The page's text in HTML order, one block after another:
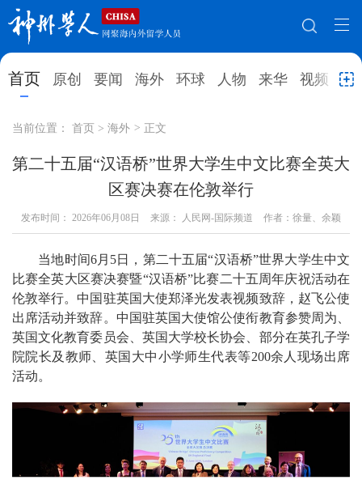
首页 原创 要闻 海外 环球 人物 来华 视频 教
网站地图
首页 原创
环球 人物 来华 视频
就业创业 合作办学
综合 深度 专题 实用信息
招聘信息 更多数据
当前位置： 首页 > 海外 > 正文
第二十五届“汉语桥”世界大学生中文比赛全英大
区赛决赛在伦敦举行
发布时间： 2026年06月08日 来源： 人民网-国际频道 作者：徐量、余颖
当地时间6月5日，第二十五届“汉语桥”世界大学生中文
比赛全英大区赛决赛暨“汉语桥”比赛二十五周年庆祝活动在
伦敦举行。中国驻英国大使郑泽光发表视频致辞，赵飞公使
出席活动并致辞。中国驻英国大使馆公使衔教育参赞周为、
英国文化教育委员会、英国大学校长协会、部分在英孔子学
院院长及教师、英国大中小学师生代表等200余人现场出席
活动。